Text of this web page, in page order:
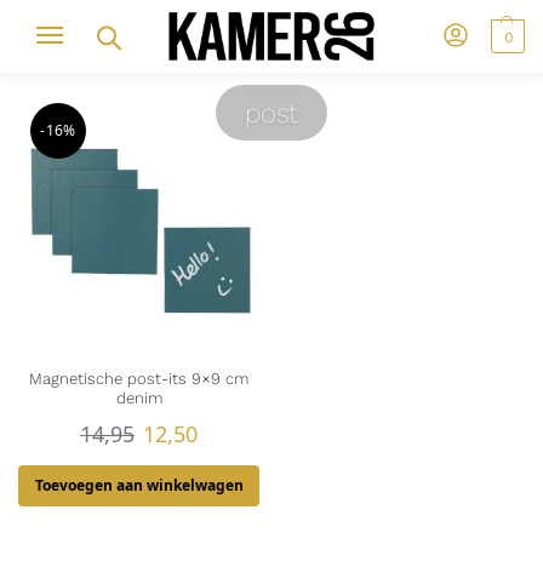
0
post
-16%
Magnetische post-its 9×9 cm
denim
14,95 12,50
Toevoegen aan winkelwagen